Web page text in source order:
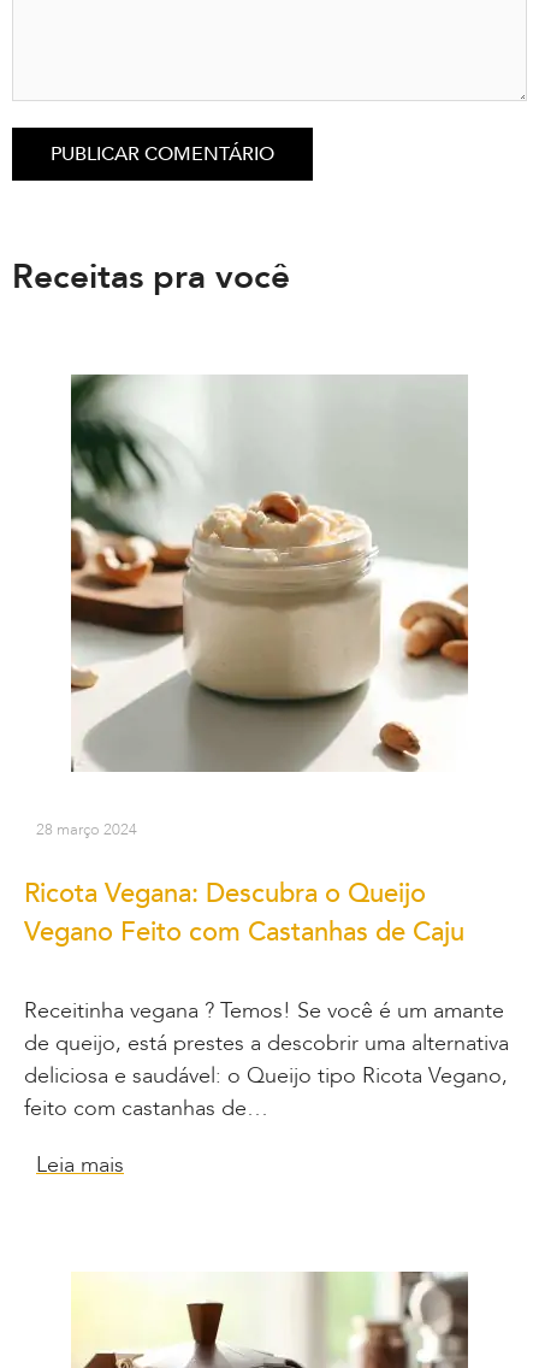
Receitas pra você
28 março 2024
Ricota Vegana: Descubra o Queijo
Vegano Feito com Castanhas de Caju
Receitinha vegana ? Temos! Se você é um amante
de queijo, está prestes a descobrir uma alternativa
deliciosa e saudável: o Queijo tipo Ricota Vegano,
feito com castanhas de…
Leia mais